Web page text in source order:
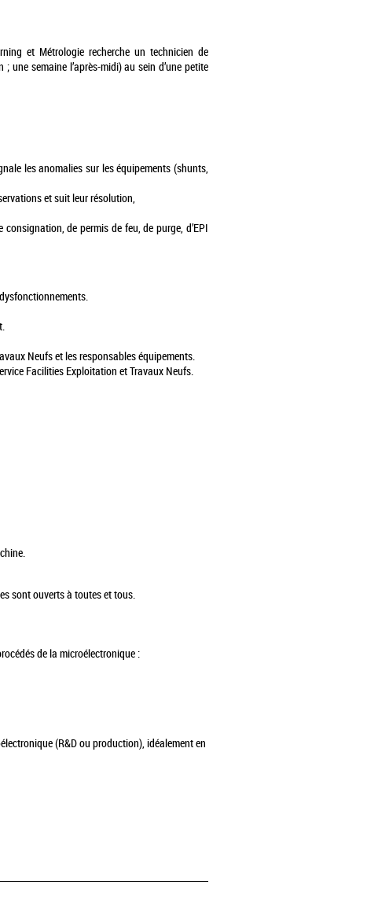
et Métrologie recherche un technicien de
une semaine l’après-midi) au sein d’une petite
les anomalies sur les équipements (shunts,
et suit leur résolution,
de permis de feu, de purge, d’EPI
Neufs et les responsables équipements.
Facilities Exploitation et Travaux Neufs.
sont ouverts à toutes et tous.
de la microélectronique :
(R&D ou production), idéalement en